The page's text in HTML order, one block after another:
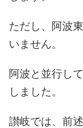
ただし、阿波
いません。
阿波と並行し
しました。
讃岐では、前